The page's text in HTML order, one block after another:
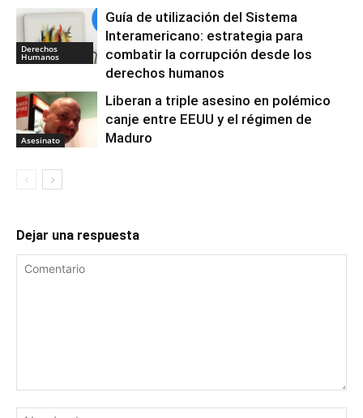
Derechos
Humanos
Guía de utilización del Sistema
Interamericano: estrategia para
combatir la corrupción desde los
derechos humanos
Asesinato
Liberan a triple asesino en polémico
canje entre EEUU y el régimen de
Maduro
Dejar una respuesta